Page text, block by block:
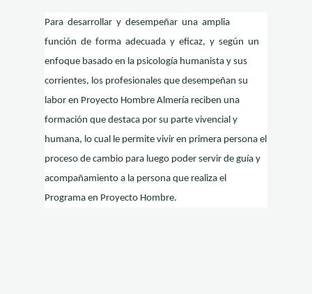
Para desarrollar y desempeñar una amplia
función de forma adecuada y eficaz, y según un
enfoque basado en la psicología humanista y sus
corrientes, los profesionales que desempeñan su
labor en Proyecto Hombre Almería reciben una
formación que destaca por su parte vivencial y
humana, lo cual le permite vivir en primera persona el
proceso de cambio para luego poder servir de guía y
acompañamiento a la persona que realiza el
Programa en Proyecto Hombre.